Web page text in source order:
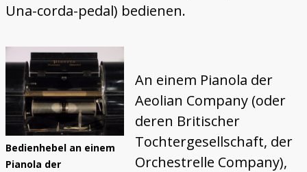
Una-corda-pedal) bedienen.
Bedienhebel an einem
Pianola der
An einem Pianola der
Aeolian Company (oder
deren Britischer
Tochtergesellschaft, der
Orchestrelle Company),